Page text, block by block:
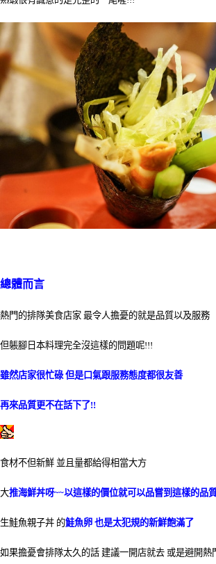
總體而言
熱門的排隊美食店家 最令人擔憂的就是品質以及服務
但躼腳日本料理完全沒這樣的問題呢!!!
雖然店家很忙碌 但是口氣跟服務態度都很友善
再來品質更不在話下了!!
食材不但新鮮 並且量都給得相當大方
大推海鮮丼呀~~以這樣的價位就可以品嘗到這樣的品
生鮭魚親子丼 的鮭魚卵 也是太犯規的新鮮飽滿了
如果擔憂會排隊太久的話 建議一開店就去 或是避開熱